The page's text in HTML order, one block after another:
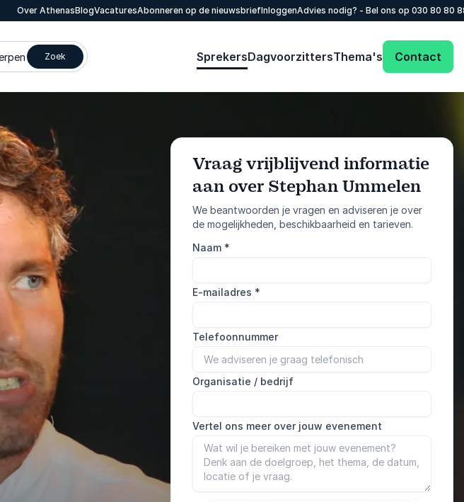
Over AthenasBlogVacaturesAbonneren op de nieuwsbriefInloggenAdvies nodig? - Bel ons op 030 80 80
Zoek SprekersDagvoorzittersThema's Contact
Vraag vrijblijvend informatie
aan over Stephan Ummelen
We beantwoorden je vragen en adviseren je over
de mogelijkheden, beschikbaarheid en tarieven.
Naam *
E-mailadres *
Telefoonnummer
Organisatie / bedrijf
Vertel ons meer over jouw evenement
Vraag informatie aan :